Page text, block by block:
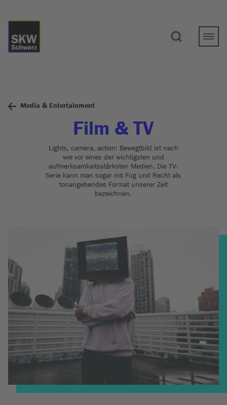
Media & Entertainment
Film & TV
Lights, camera, action: Bewegtbild ist nach
wie vor eines der wichtigsten und
aufmerksamkeitsstärksten Medien. Die TV-
Serie kann man sogar mit Fug und Recht als
tonangebendes Format unserer Zeit
bezeichnen.